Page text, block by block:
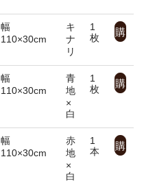
幅
110×30cm
キ
ナ
リ
1
枚
購
幅
110×30cm
青
地
×
白
1
枚
購
幅
110×30cm
赤
地
×
白
1
本
購